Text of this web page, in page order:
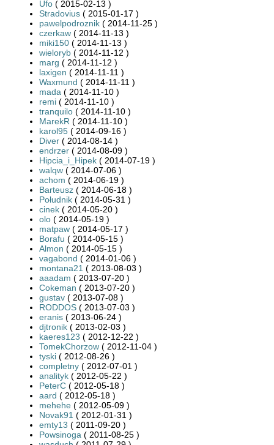
Ufo ( 2015-02-13 )
Stradovius ( 2015-01-17 )
pawelpodroznik ( 2014-11-25 )
czerkaw ( 2014-11-13 )
miki150 ( 2014-11-13 )
wieloryb ( 2014-11-12 )
marg ( 2014-11-12 )
laxigen ( 2014-11-11 )
Waxmund ( 2014-11-11 )
mada ( 2014-11-10 )
remi ( 2014-11-10 )
tranquilo ( 2014-11-10 )
MarekR ( 2014-11-10 )
karol95 ( 2014-09-16 )
Diver ( 2014-08-14 )
endrzer ( 2014-08-09 )
Hipcia_i_Hipek ( 2014-07-19 )
walqw ( 2014-07-06 )
achom ( 2014-06-19 )
Barteusz ( 2014-06-18 )
Południk ( 2014-05-31 )
cinek ( 2014-05-20 )
olo ( 2014-05-19 )
matpaw ( 2014-05-17 )
Borafu ( 2014-05-15 )
Almon ( 2014-05-15 )
vagabond ( 2014-01-06 )
montana21 ( 2013-08-03 )
aaadam ( 2013-07-20 )
Cokeman ( 2013-07-20 )
gustav ( 2013-07-08 )
RODDOS ( 2013-07-03 )
eranis ( 2013-06-24 )
djtronik ( 2013-02-03 )
kaeres123 ( 2012-12-22 )
TomekChorzow ( 2012-11-04 )
tyski ( 2012-08-26 )
completny ( 2012-07-01 )
analityk ( 2012-05-22 )
PeterC ( 2012-05-18 )
aard ( 2012-05-18 )
mehehe ( 2012-05-09 )
Novak91 ( 2012-01-31 )
emty13 ( 2011-09-20 )
Powsinoga ( 2011-08-25 )